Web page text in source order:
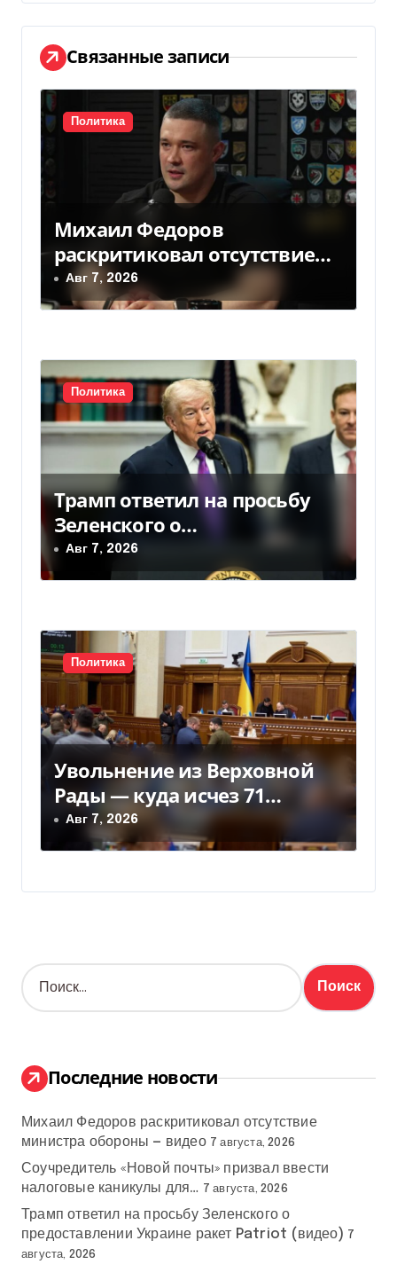
г
а
ц
и
п
о
з
а
и
с
я
м
Связанные записи
Политика
Михаил Федоров
раскритиковал отсутствие
министра обороны — видео
Авг 7, 2026
Политика
Трамп ответил на просьбу
Зеленского о
предоставлении Украине
ракет Patriot (видео)
Авг 7, 2026
Политика
Увольнение из Верховной
Рады — куда исчез 71
народный депутат за семь
лет
Авг 7, 2026
Н
а
:
Последние новости
Михаил Федоров раскритиковал отсутствие
министра обороны — видео 7 августа, 2026
Соучредитель «Новой почты» призвал ввести
налоговые каникулы для… 7 августа, 2026
Трамп ответил на просьбу Зеленского о
предоставлении Украине ракет Patriot (видео) 7
августа, 2026